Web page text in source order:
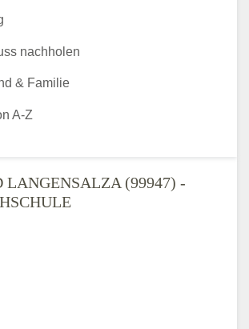
LANGENSALZA (99947) -
nachholen
& Familie
A-Z